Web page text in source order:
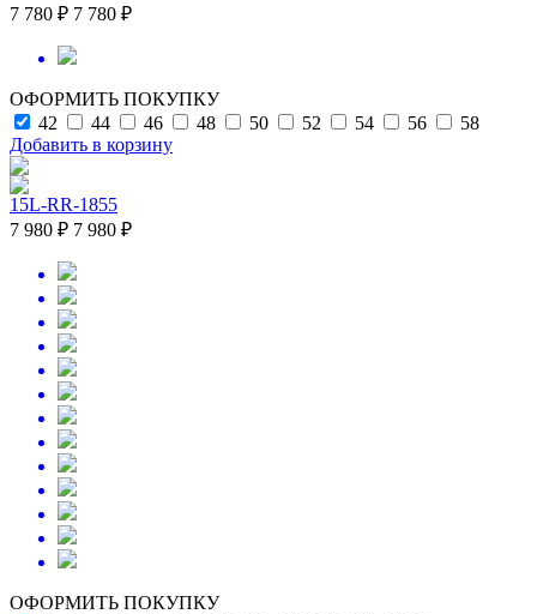
7 780 ₽ 7 780 ₽
ОФОРМИТЬ ПОКУПКУ
42
44 46 48 50 52 54 56
58
Добавить в корзину
15L-RR-1855
7 980 ₽ 7 980 ₽
ОФОРМИТЬ ПОКУПКУ